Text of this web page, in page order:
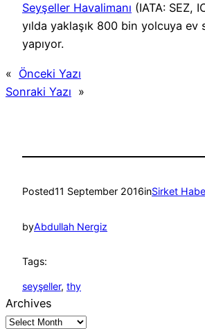
Seyşeller Havalimanı (IATA: SEZ,
yılda yaklaşık 800 bin yolcuya ev
yapıyor.
« Önceki Yazı
Sonraki Yazı »
Posted11 September 2016inSirket
byAbdullah Nergiz
Tags:
seyşeller, thy
Archives